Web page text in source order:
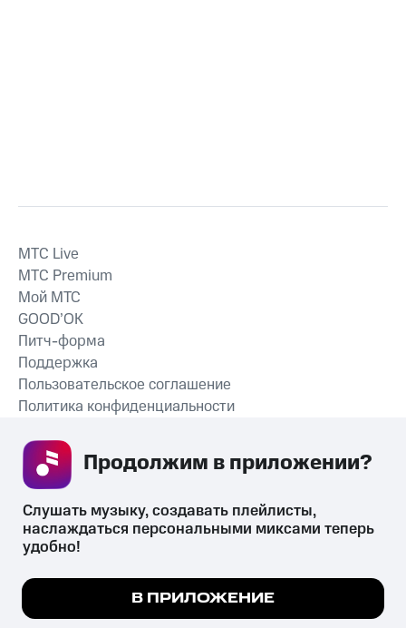
СКАЧАТЬ ПРИЛОЖЕНИЕ
MTС Live
MTС Premium
Мой МТС
GOOD’OK
Питч-форма
Поддержка
Пользовательское соглашение
Политика конфиденциальности
психотропных веществ, их аналогов причиняет вред здоровью,
их незаконный оборот запрещён и влечёт установленную
законодательством ответственность.
Мы используем куки, чтобы на сайте все
Подробнее
Слушать музыку, создавать плейлисты,
наслаждаться персональными миксами теперь
удобно!
В ПРИЛОЖЕНИЕ